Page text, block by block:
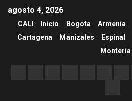
agosto 4, 2026
CALI Inicio Bogota Armenia
Cartagena
Manizales Espinal
Monteria